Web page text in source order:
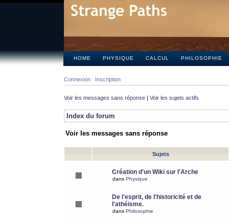
HOME PHYSIQUE CALCUL PHILOSOPHIE
Connexion Inscription
Voir les messages sans réponse | Voir les sujets actifs
Index du forum
Voir les messages sans réponse
Sujets
Création d'un Wiki sur l'Arche
dans Physique
De l'esprit, de l'historicité et de
l'athéisme.
dans Philosophie